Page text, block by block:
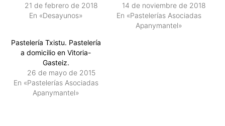
21 de febrero de 2018
En «Desayunos»
14 de noviembre de 2018
En «Pastelerías Asociadas
Apanymantel»
Pastelería Txistu. Pastelería
a domicilio en Vitoria-
Gasteiz.
26 de mayo de 2015
En «Pastelerías Asociadas
Apanymantel»